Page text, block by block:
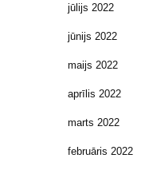
jūlijs 2022
jūnijs 2022
maijs 2022
aprīlis 2022
marts 2022
februāris 2022